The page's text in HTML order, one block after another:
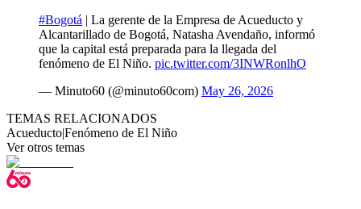
#Bogotá | La gerente de la Empresa de Acueducto y
Alcantarillado de Bogotá, Natasha Avendaño, informó
que la capital está preparada para la llegada del
fenómeno de El Niño. pic.twitter.com/3INWRonlhO
— Minuto60 (@minuto60com) May 26, 2026
TEMAS RELACIONADOS
Acueducto|Fenómeno de El Niño
Ver otros temas